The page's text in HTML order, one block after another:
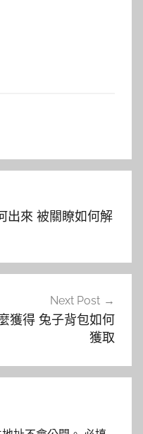
出來 被關瞭如何解
Next Post
獲得 兔子背包如何
獲取